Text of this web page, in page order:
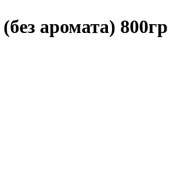
аромата) 800гр